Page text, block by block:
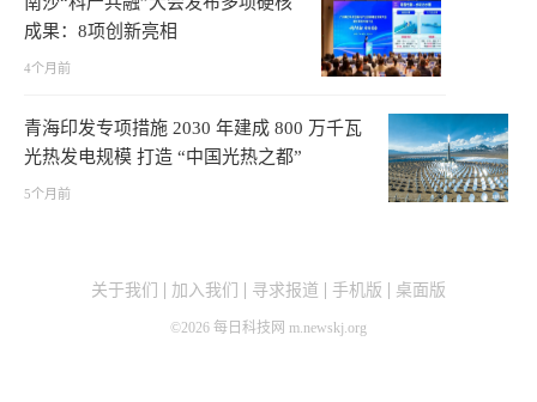
成果：8项创新亮相
4个月前
青海印发专项措施 2030 年建成 800 万千瓦
光热发电规模 打造 “中国光热之都”
5个月前
关于我们 加入我们 寻求报道 手机版 桌面版
©2026 每日科技网 m.newskj.org